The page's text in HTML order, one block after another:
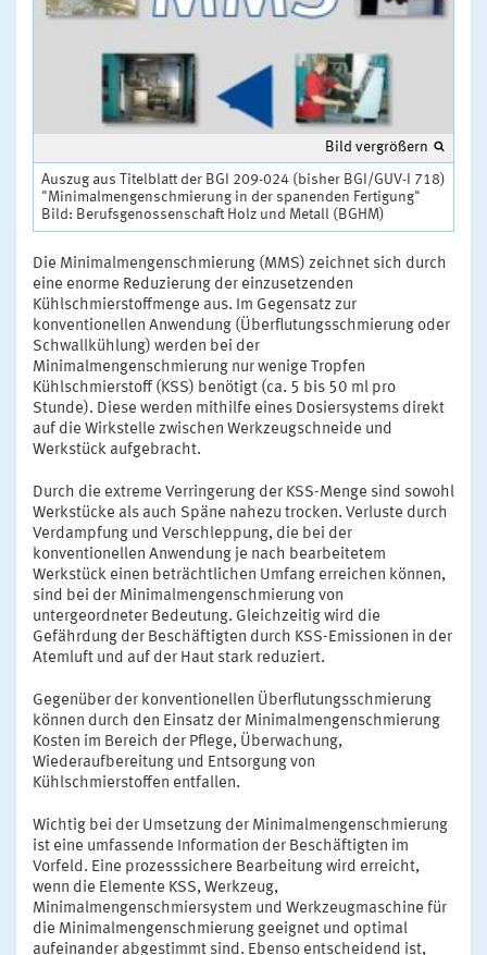
Bild vergrößern
Auszug aus Titelblatt der BGI 209-024 (bisher BGI/GUV-I 718)
"Minimalmengenschmierung in der spanenden Fertigung"
Bild: Berufsgenossenschaft Holz und Metall (BGHM)
Die Minimalmengenschmierung (MMS) zeichnet sich durch
eine enorme Reduzierung der einzusetzenden
Kühlschmierstoffmenge aus. Im Gegensatz zur
konventionellen Anwendung (Überflutungsschmierung oder
Schwallkühlung) werden bei der
Minimalmengenschmierung nur wenige Tropfen
Kühlschmierstoff (KSS) benötigt (ca. 5 bis 50 ml pro
Stunde). Diese werden mithilfe eines Dosiersystems direkt
auf die Wirkstelle zwischen Werkzeugschneide und
Werkstück aufgebracht.
Durch die extreme Verringerung der KSS-Menge sind sowohl
Werkstücke als auch Späne nahezu trocken. Verluste durch
Verdampfung und Verschleppung, die bei der
konventionellen Anwendung je nach bearbeitetem
Werkstück einen beträchtlichen Umfang erreichen können,
sind bei der Minimalmengenschmierung von
untergeordneter Bedeutung. Gleichzeitig wird die
Gefährdung der Beschäftigten durch KSS-Emissionen in der
Atemluft und auf der Haut stark reduziert.
Gegenüber der konventionellen Überflutungsschmierung
können durch den Einsatz der Minimalmengenschmierung
Kosten im Bereich der Pflege, Überwachung,
Wiederaufbereitung und Entsorgung von
Kühlschmierstoffen entfallen.
Wichtig bei der Umsetzung der Minimalmengenschmierung
ist eine umfassende Information der Beschäftigten im
Vorfeld. Eine prozesssichere Bearbeitung wird erreicht,
wenn die Elemente KSS, Werkzeug,
Minimalmengenschmiersystem und Werkzeugmaschine für
die Minimalmengenschmierung geeignet und optimal
aufeinander abgestimmt sind. Ebenso entscheidend ist,